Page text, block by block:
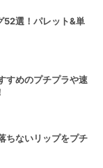
52選！パレット&単
すめのプチプラや速
ちないリップをプチ